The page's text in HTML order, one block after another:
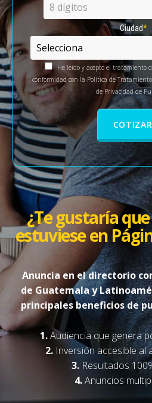
Ciudad*
He leído y acepto el tratamiento
conformidad con la Política de
de Privacidad de
¿Te gustaría
estuviese en
Anuncia en el directorio
de Guatemala y
principales beneficios de
1.Audiencia que genera
2. Inversión accesible al
3. Resultados
4.Anuncios